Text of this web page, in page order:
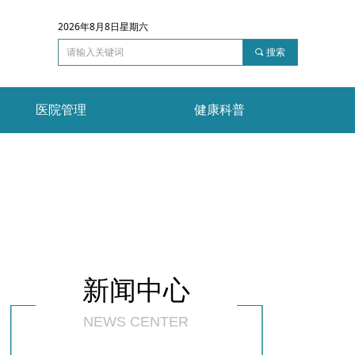
医院管理 健康科普
끠 搜索
2026年8月8日星期六
新闻中心
NEWS CENTER